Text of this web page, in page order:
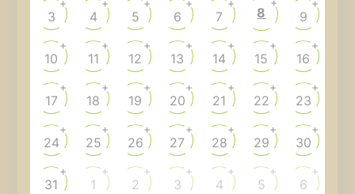
3
+
4
+
5
+
6
+
7
+
8 9
+
10
+
11
+
12
+
13
+
14
+
15
+
16
+
17
+
18
+
19
+
20
+
21
+
22
+
23
+
24
+
25
+
26
+
27
+
28
+
29
+
30
+
31
+
1
+
2
+
3
+
4
+
5
+
6
+